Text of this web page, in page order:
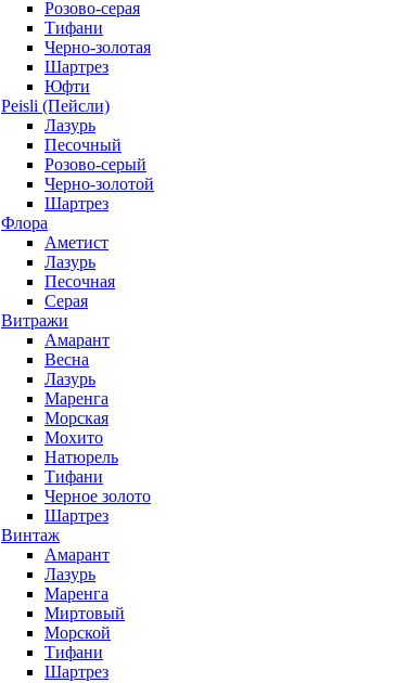
Розово-серая
Тифани
Черно-золотая
Шартрез
Юфти
Peisli (Пейсли)
Лазурь
Песочный
Розово-серый
Черно-золотой
Шартрез
Флора
Аметист
Лазурь
Песочная
Серая
Витражи
Амарант
Весна
Лазурь
Маренга
Морская
Мохито
Натюрель
Тифани
Черное золото
Шартрез
Винтаж
Амарант
Лазурь
Маренга
Миртовый
Морской
Тифани
Шартрез